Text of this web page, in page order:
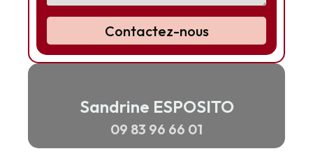
Contactez-nous
Sandrine ESPOSITO
09 83 96 66 01